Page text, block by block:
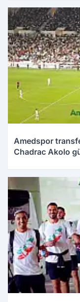
Amedspor
Chadrac Akolo